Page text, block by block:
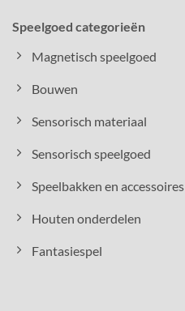
Speelgoed categorieën
Magnetisch speelgoed
Bouwen
Sensorisch materiaal
Sensorisch speelgoed
Speelbakken en accessoires
Houten onderdelen
Fantasiespel